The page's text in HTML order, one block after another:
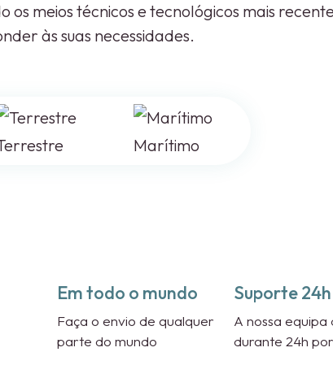
os meios técnicos e tecnológicos mais
às suas necessidades.
Marítimo
Em todo o mundo
Faça o envio de qualquer
parte do mundo
Suporte 24h
A nossa
durante 24h